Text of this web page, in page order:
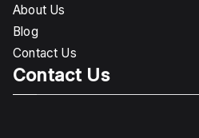
About Us
Blog
Contact Us
Contact Us